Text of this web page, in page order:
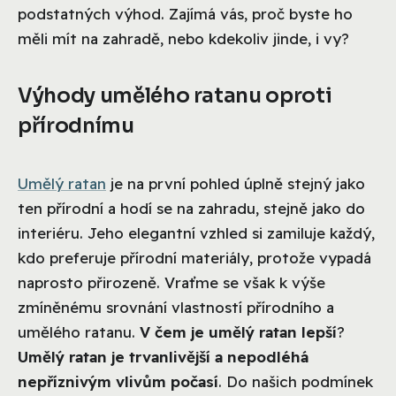
podstatných výhod. Zajímá vás, proč byste ho
měli mít na zahradě, nebo kdekoliv jinde, i vy?
Výhody umělého ratanu oproti
přírodnímu
Umělý ratan je na první pohled úplně stejný jako
ten přírodní a hodí se na zahradu, stejně jako do
interiéru. Jeho elegantní vzhled si zamiluje každý,
kdo preferuje přírodní materiály, protože vypadá
naprosto přirozeně. Vraťme se však k výše
zmíněnému srovnání vlastností přírodního a
umělého ratanu. V čem je umělý ratan lepší?
Umělý ratan je trvanlivější a nepodléhá
nepříznivým vlivům počasí. Do našich podmínek